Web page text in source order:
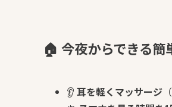
🏠 今夜からできる簡
👂 耳を軽くマッサージ